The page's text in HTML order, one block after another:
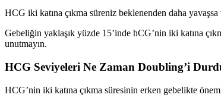
HCG iki katına çıkma süreniz beklenenden daha
Gebeliğin yaklaşık yüzde 15’inde hCG’nin iki katına
unutmayın.
HCG Seviyeleri Ne Zaman Doubling’i
HCG’nin iki katına çıkma süresinin erken gebelikte